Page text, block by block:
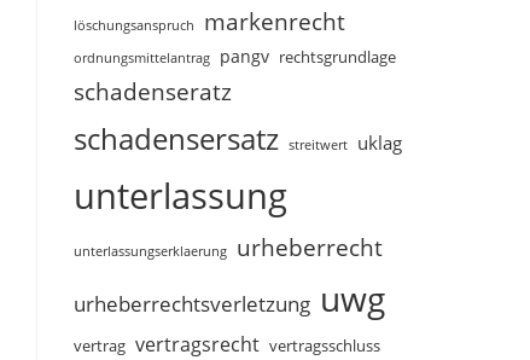
löschungsanspruch markenrecht
ordnungsmittelantrag pangv rechtsgrundlage
schadenseratz
schadensersatz streitwert uklag
unterlassung
unterlassungserklaerung urheberrecht
urheberrechtsverletzung uwg
vertrag vertragsrecht vertragsschluss